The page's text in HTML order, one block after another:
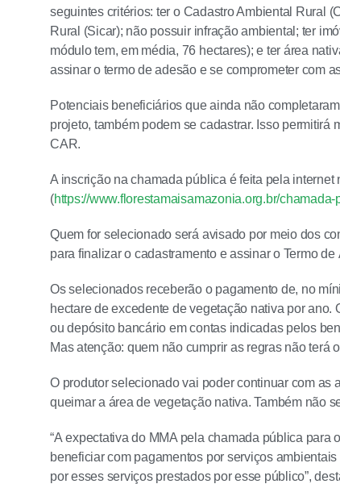
seguintes critérios: ter o Cadastro Ambiental Rural
Rural (Sicar); não possuir infração ambiental; ter
módulo tem, em média, 76 hectares); e ter área
assinar o termo de adesão e se comprometer com
Potenciais beneficiários que ainda não
projeto, também podem se cadastrar. Isso
CAR.
A inscrição na chamada pública é feita pela internet
(https://www.florestamaisamazonia.org.br/chamada-
Quem for selecionado será avisado por meio dos
para finalizar o cadastramento e assinar o Termo de
Os selecionados receberão o pagamento de, no
hectare de excedente de vegetação nativa por
ou depósito bancário em contas indicadas pelos
Mas atenção: quem não cumprir as regras não terá
O produtor selecionado vai poder continuar com as
queimar a área de vegetação nativa. Também não
“A expectativa do MMA pela chamada pública
beneficiar com pagamentos por serviços
por esses serviços prestados por esse público”,